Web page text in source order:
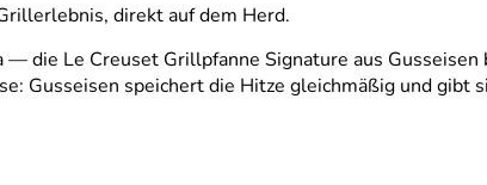
direkt auf dem Herd.
die Le Creuset Grillpfanne Signature aus
Gusseisen speichert die Hitze gleichmäßig und